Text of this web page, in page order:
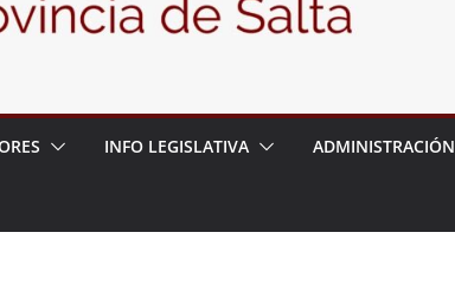
– 06/08/26 – “Historia y memoria
del pueblo Kolla en el municipio de
INFO LEGISLATIVA ADMINISTRACIÓN